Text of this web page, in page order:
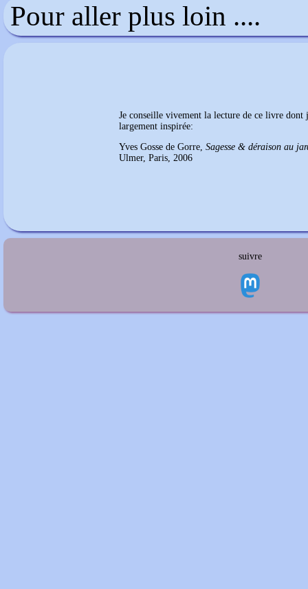
Pour aller plus loin ....
Je conseille vivement la lecture de ce livre dont
largement inspirée:
Yves Gosse de Gorre, Sagesse & déraison au
Ulmer, Paris, 2006
suivre